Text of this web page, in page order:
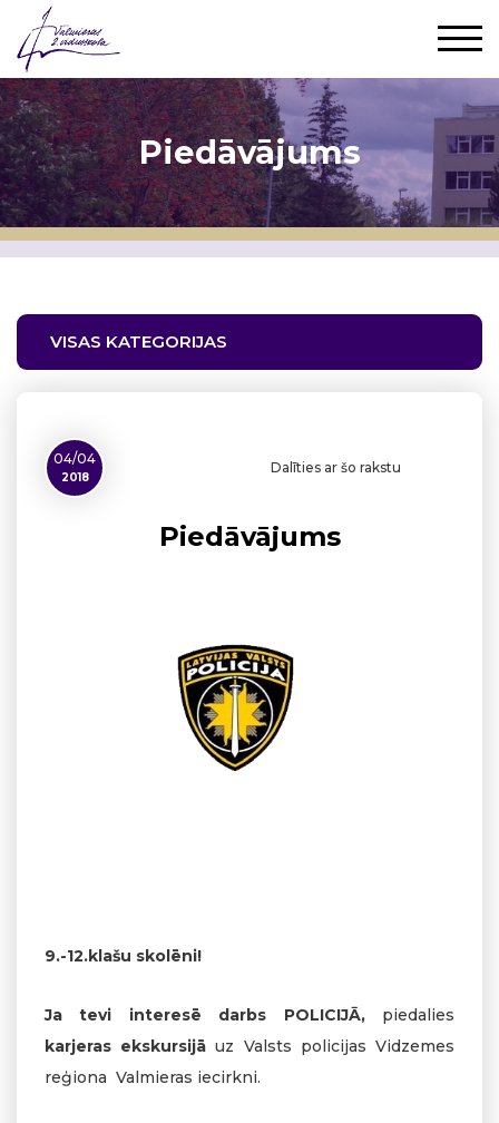
Piedāvājums
VISAS KATEGORIJAS
04/04
2018
Dalīties ar šo rakstu
Piedāvājums
9.-12.klašu skolēni!
Ja tevi interesē darbs POLICIJĀ, piedalies
karjeras ekskursijā uz Valsts policijas Vidzemes
reģiona Valmieras iecirkni.